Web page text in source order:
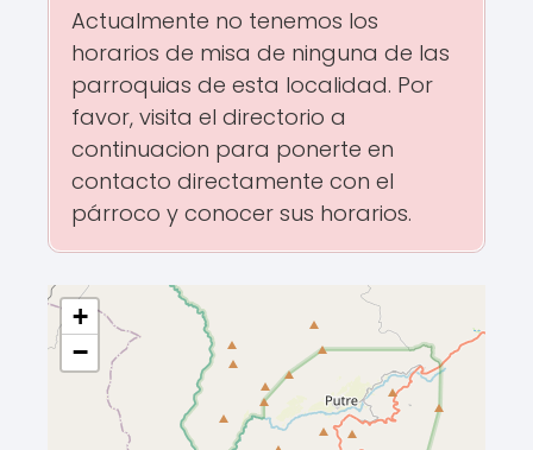
Actualmente no tenemos los
horarios de misa de ninguna de las
parroquias de esta localidad. Por
favor, visita el directorio a
continuacion para ponerte en
contacto directamente con el
párroco y conocer sus horarios.
+
−